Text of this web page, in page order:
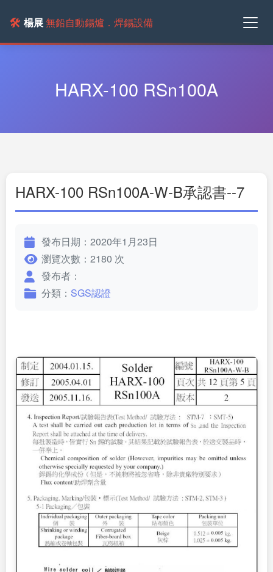
🛠️ 楊展無鉛自動錫爐．焊錫設備
HARX-100 RSn100A
HARX-100 RSn100A-W-B承認書--7
發布日期：2020年1月23日
瀏覽次數：2180 次
發布者：
分類： SGS認證